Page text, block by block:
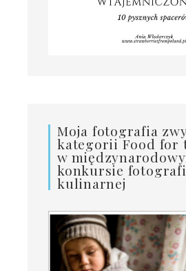
Moja fotografia
kategorii Food for
w
konkursie
kulinarnej